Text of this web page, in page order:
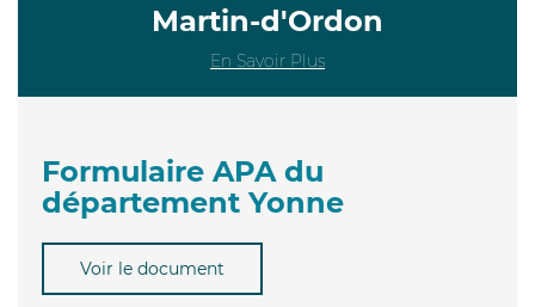
Martin-d'Ordon
En Savoir Plus
Formulaire APA du
département Yonne
Voir le document